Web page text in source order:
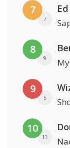
7
7
8
9
9
5
10
13